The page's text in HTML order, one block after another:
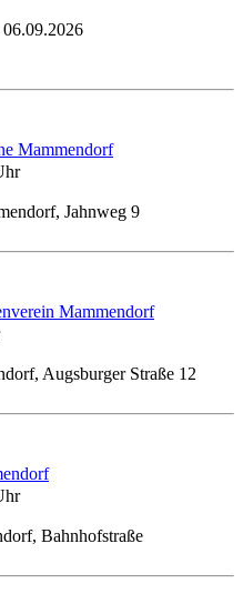
06.09.2026
Mammendorf
Jahnweg 9
Mammendorf
Augsburger Straße 12
Bahnhofstraße